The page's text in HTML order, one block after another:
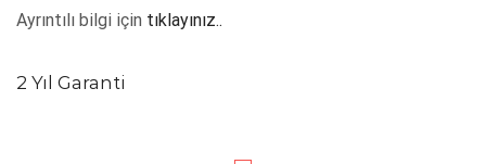
Ayrıntılı bilgi için tıklayınız..
2 Yıl Garanti